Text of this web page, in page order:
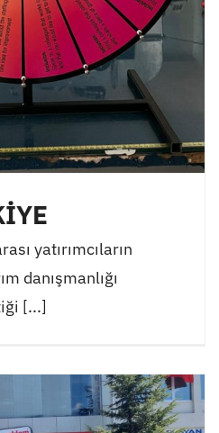
yatırımcıların
danışmanlığı
[...]